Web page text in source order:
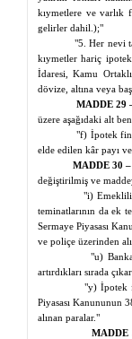
kıymetlere ve varlık
gelirler dahil.);"
"5. Her nevi
kıymetler hariç
İdaresi, Kamu
dövize, altına veya
MADDE 29
üzere aşağıdaki alt
"f) İpotek
elde edilen kâr payı
MADDE 30 –
değiştirilmiş ve
"i)
teminatlarının da ek
Sermaye Piyasası
ve poliçe üzerinden
"u)
artırdıkları sırada
"y) İpotek
Piyasası Kanununun
alınan paralar."
MADDE